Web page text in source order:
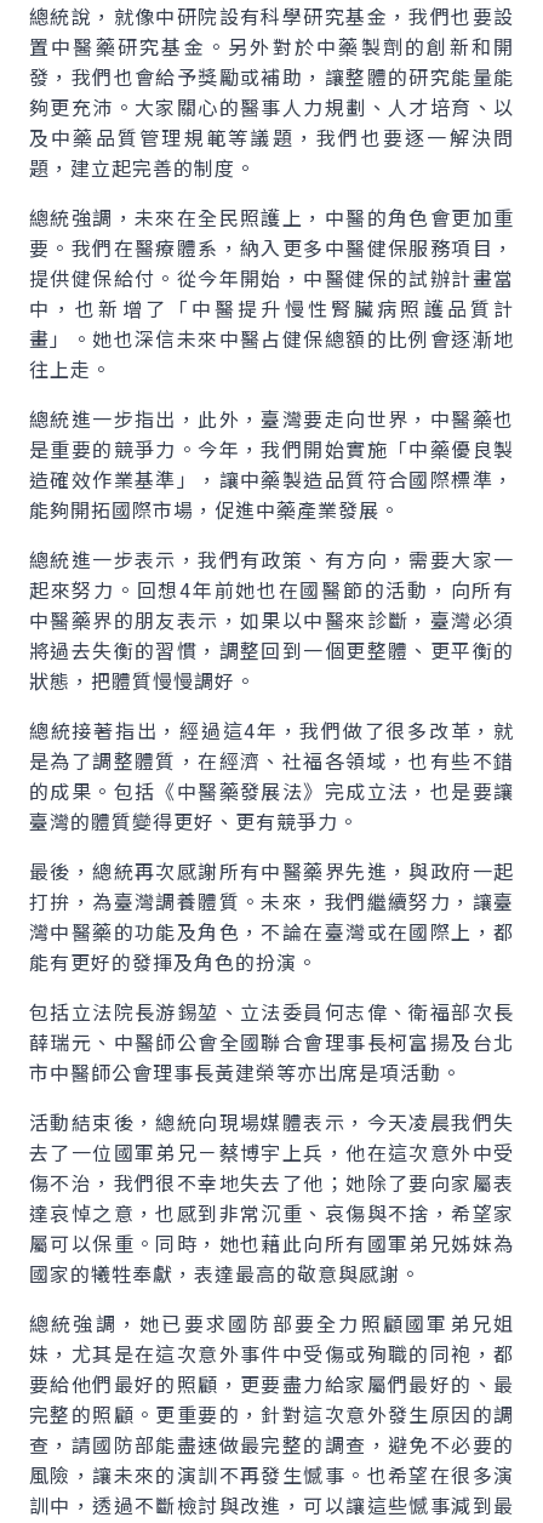
總統說，就像中研院設有科學研究基金，我們也要設
置中醫藥研究基金。另外對於中藥製劑的創新和開
發，我們也會給予獎勵或補助，讓整體的研究能量能
夠更充沛。大家關心的醫事人力規劃、人才培育、以
及中藥品質管理規範等議題，我們也要逐一解決問
題，建立起完善的制度。
總統強調，未來在全民照護上，中醫的角色會更加重
要。我們在醫療體系，納入更多中醫健保服務項目，
提供健保給付。從今年開始，中醫健保的試辦計畫當
中，也新增了「中醫提升慢性腎臟病照護品質計
畫」。她也深信未來中醫占健保總額的比例會逐漸地
往上走。
總統進一步指出，此外，臺灣要走向世界，中醫藥也
是重要的競爭力。今年，我們開始實施「中藥優良製
造確效作業基準」，讓中藥製造品質符合國際標準，
能夠開拓國際市場，促進中藥產業發展。
總統進一步表示，我們有政策、有方向，需要大家一
起來努力。回想4年前她也在國醫節的活動，向所有
中醫藥界的朋友表示，如果以中醫來診斷，臺灣必須
將過去失衡的習慣，調整回到一個更整體、更平衡的
狀態，把體質慢慢調好。
總統接著指出，經過這4年，我們做了很多改革，就
是為了調整體質，在經濟、社福各領域，也有些不錯
的成果。包括《中醫藥發展法》完成立法，也是要讓
臺灣的體質變得更好、更有競爭力。
最後，總統再次感謝所有中醫藥界先進，與政府一起
打拚，為臺灣調養體質。未來，我們繼續努力，讓臺
灣中醫藥的功能及角色，不論在臺灣或在國際上，都
能有更好的發揮及角色的扮演。
包括立法院長游錫堃、立法委員何志偉、衛福部次長
薛瑞元、中醫師公會全國聯合會理事長柯富揚及台北
市中醫師公會理事長黃建榮等亦出席是項活動。
活動結束後，總統向現場媒體表示，今天凌晨我們失
去了一位國軍弟兄－蔡博宇上兵，他在這次意外中受
傷不治，我們很不幸地失去了他；她除了要向家屬表
達哀悼之意，也感到非常沉重、哀傷與不捨，希望家
屬可以保重。同時，她也藉此向所有國軍弟兄姊妹為
國家的犧牲奉獻，表達最高的敬意與感謝。
總統強調，她已要求國防部要全力照顧國軍弟兄姐
妹，尤其是在這次意外事件中受傷或殉職的同袍，都
要給他們最好的照顧，更要盡力給家屬們最好的、最
完整的照顧。更重要的，針對這次意外發生原因的調
查，請國防部能盡速做最完整的調查，避免不必要的
風險，讓未來的演訓不再發生憾事。也希望在很多演
訓中，透過不斷檢討與改進，可以讓這些憾事減到最